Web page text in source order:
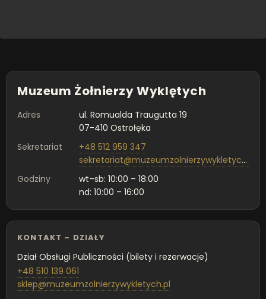
Muzeum Żołnierzy Wyklętych
Adres
ul. Romualda Traugutta 19
07-410 Ostrołęka
Sekretariat
+48 512 959 347
sekretariat@muzeumzolnierzywykletych.pl
Godziny
wt–sb: 10:00 – 18:00
nd: 10:00 – 16:00
KONTAKT – DZIAŁY
Dział Obsługi Publiczności (bilety i rezerwacje)
+48 510 139 061
sklep@muzeumzolnierzywykletych.pl